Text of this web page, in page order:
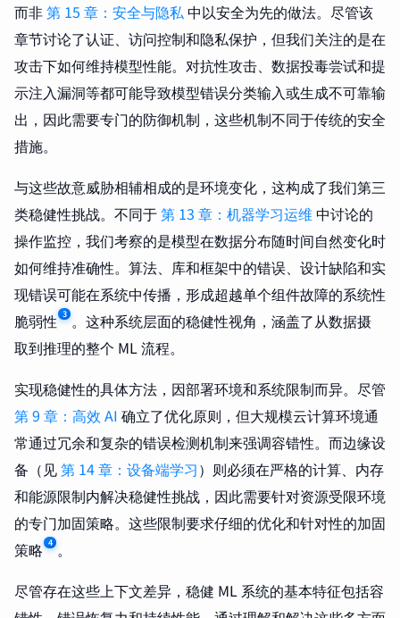
而非第 15 章：安全与隐私中以安全为先的做法。尽管该
章节讨论了认证、访问控制和隐私保护，但我们关注的是在
攻击下如何维持模型性能。对抗性攻击、数据投毒尝试和提
示注入漏洞等都可能导致模型错误分类输入或生成不可靠输
出，因此需要专门的防御机制，这些机制不同于传统的安全
措施。
与这些故意威胁相辅相成的是环境变化，这构成了我们第三
类稳健性挑战。不同于第 13 章：机器学习运维 中讨论的
操作监控，我们考察的是模型在数据分布随时间自然变化时
如何维持准确性。算法、库和框架中的错误、设计缺陷和实
现错误可能在系统中传播，形成超越单个组件故障的系统性
脆弱性 3 。这种系统层面的稳健性视角，涵盖了从数据摄
取到推理的整个 ML 流程。
实现稳健性的具体方法，因部署环境和系统限制而异。尽管
第 9 章：高效 AI 确立了优化原则，但大规模云计算环境通
常通过冗余和复杂的错误检测机制来强调容错性。而边缘设
备（见第 14 章：设备端学习）则必须在严格的计算、内存
和能源限制内解决稳健性挑战，因此需要针对资源受限环境
的专门加固策略。这些限制要求仔细的优化和针对性的加固
策略 4 。
尽管存在这些上下文差异，稳健 ML 系统的基本特征包括容